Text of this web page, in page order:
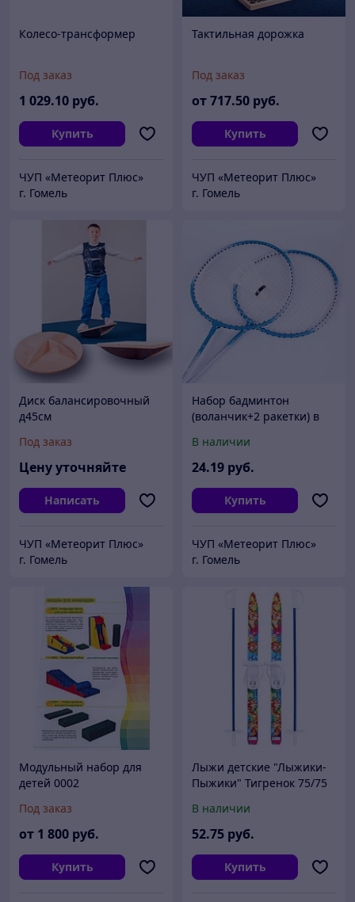
Колесо-трансформер
Под заказ
1 029.10 руб.
Купить
ЧУП «Метеорит Плюс»
г. Гомель
Тактильная дорожка
Под заказ
от717.50 руб.
Купить
ЧУП «Метеорит Плюс»
г. Гомель
Диск балансировочный
д45см
Под заказ
Цену уточняйте
Написать
ЧУП «Метеорит Плюс»
г. Гомель
Набор бадминтон
(воланчик+2 ракетки) в
В наличии
24.19 руб.
Купить
ЧУП «Метеорит Плюс»
г. Гомель
Модульный набор для
детей 0002
Под заказ
от 1 800 руб.
Купить
Лыжи детские "Лыжики-
Пыжики" Тигренок 75/75
игрушка детская
В наличии
52.75 руб.
Купить